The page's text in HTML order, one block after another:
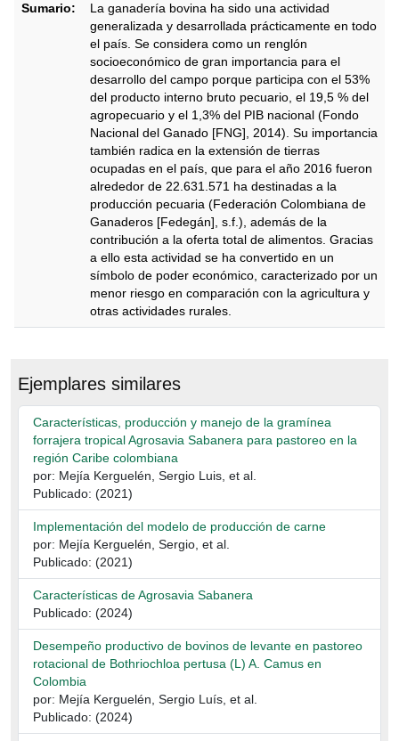
Sumario:
La ganadería bovina ha sido una actividad
generalizada y desarrollada prácticamente en todo
el país. Se considera como un renglón
socioeconómico de gran importancia para el
desarrollo del campo porque participa con el 53%
del producto interno bruto pecuario, el 19,5 % del
agropecuario y el 1,3% del PIB nacional (Fondo
Nacional del Ganado [FNG], 2014). Su importancia
también radica en la extensión de tierras
ocupadas en el país, que para el año 2016 fueron
alrededor de 22.631.571 ha destinadas a la
producción pecuaria (Federación Colombiana de
Ganaderos [Fedegán], s.f.), además de la
contribución a la oferta total de alimentos. Gracias
a ello esta actividad se ha convertido en un
símbolo de poder económico, caracterizado por un
menor riesgo en comparación con la agricultura y
otras actividades rurales.
Ejemplares similares
Características, producción y manejo de la gramínea
forrajera tropical Agrosavia Sabanera para pastoreo en la
región Caribe colombiana
por: Mejía Kerguelén, Sergio Luis, et al.
Publicado: (2021)
Implementación del modelo de producción de carne
por: Mejía Kerguelén, Sergio, et al.
Publicado: (2021)
Características de Agrosavia Sabanera
Publicado: (2024)
Desempeño productivo de bovinos de levante en pastoreo
rotacional de Bothriochloa pertusa (L) A. Camus en
Colombia
por: Mejía Kerguelén, Sergio Luís, et al.
Publicado: (2024)